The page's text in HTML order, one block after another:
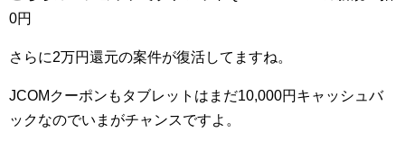
0円
さらに2万円還元の案件が復活してますね。
JCOMクーポンもタブレットはまだ10,000円キャッシュバ
ックなのでいまがチャンスですよ。